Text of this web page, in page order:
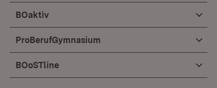
BOaktiv
ProBerufGymnasium
BOoSTline